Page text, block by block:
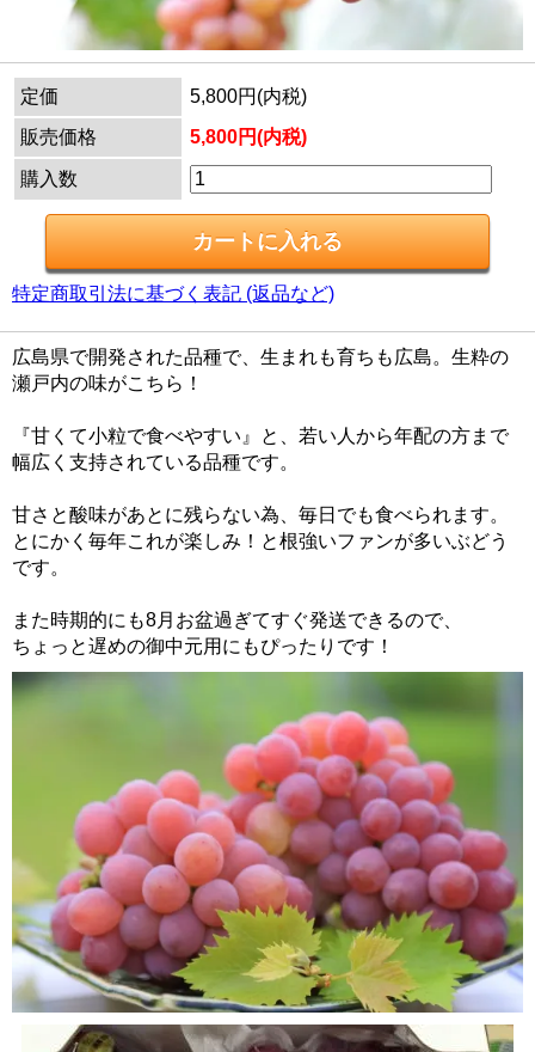
定価
5,800円(内税)
販売価格
5,800円(内税)
購入数
特定商取引法に基づく表記 (返品など)
広島県で開発された品種で、生まれも育ちも広島。生粋の
瀬戸内の味がこちら！
『甘くて小粒で食べやすい』と、若い人から年配の方まで
幅広く支持されている品種です。
甘さと酸味があとに残らない為、毎日でも食べられます。
とにかく毎年これが楽しみ！と根強いファンが多いぶどう
です。
また時期的にも8月お盆過ぎてすぐ発送できるので、
ちょっと遅めの御中元用にもぴったりです！